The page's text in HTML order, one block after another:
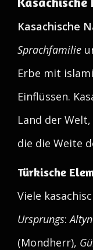
Kasachische
Sprachfamilie
Erbe mit
Einflüssen.
Land der
die die Weite
Türkische
Viele
Ursprungs:Altyn
(Mondherr),